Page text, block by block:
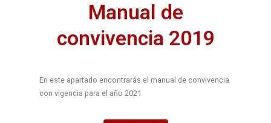
Manual de
convivencia 2019
En este apartado encontrarás el manual de convivencia
con vigencia para el año 2021